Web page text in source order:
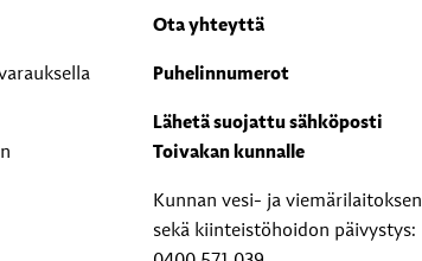
Ota yhteyttä
Puhelinnumerot
Lähetä suojattu sähköposti
Toivakan kunnalle
Kunnan vesi- ja viemärilaitoksen
sekä kiinteistöhoidon päivystys: